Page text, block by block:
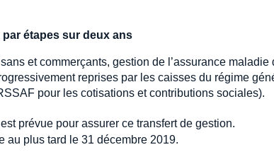
par étapes sur deux ans
et commerçants, gestion de l’assurance maladie
reprises par les caisses du régime
pour les cotisations et contributions sociales).
prévue pour assurer ce transfert de gestion.
au plus tard le 31 décembre 2019.